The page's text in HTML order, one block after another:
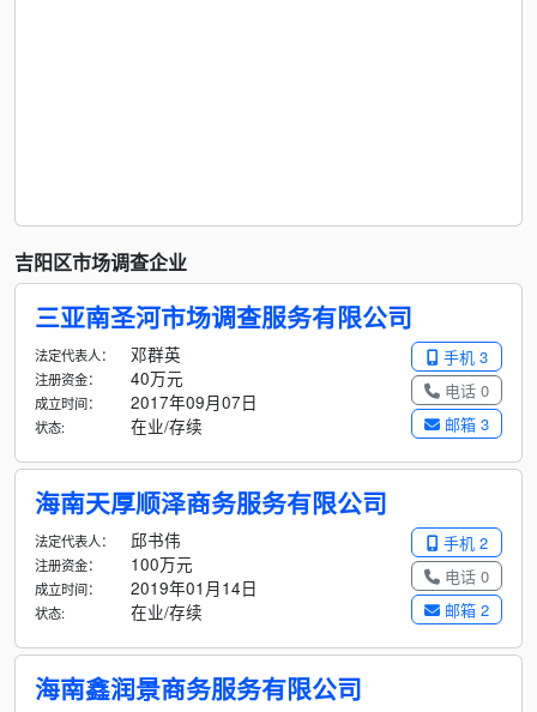
吉阳区市场调查企业
三亚南圣河市场调查服务有限公司
手机 3
电话 0
邮箱 3
法定代表人： 邓群英
注册资金： 40万元
成立时间： 2017年09月07日
状态: 在业/存续
海南天厚顺泽商务服务有限公司
手机 2
电话 0
邮箱 2
法定代表人： 邱书伟
注册资金： 100万元
成立时间： 2019年01月14日
状态: 在业/存续
海南鑫润景商务服务有限公司